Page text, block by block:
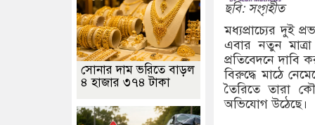
ছবি: সংগৃহীত
মধ্যপ্রাচ্যের দুই
এবার নতুন
প্রতিবেদনে দাবি
বিরুদ্ধে মাঠে
তৈরিতে তারা
অভিযোগ উঠেছে।
সোনার দাম ভরিতে বাড়ল
৪ হাজার ৩৭৪ টাকা